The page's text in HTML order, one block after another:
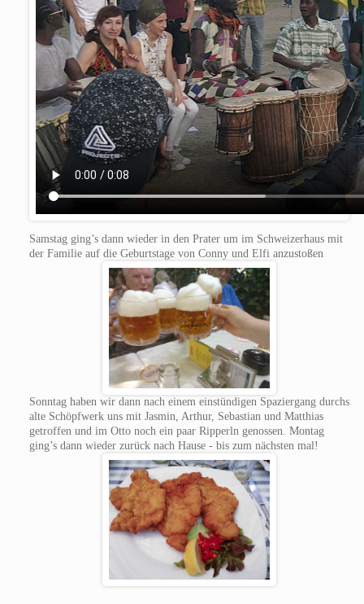
Samstag ging’s dann wieder in den Prater um im Schweizerhaus mit
der Familie auf die Geburtstage von Conny und Elfi anzustoßen
Sonntag haben wir dann nach einem einstündigen Spaziergang durchs
alte Schöpfwerk uns mit Jasmin, Arthur, Sebastian und Matthias
getroffen und im Otto noch ein paar Ripperln genossen. Montag
ging’s dann wieder zurück nach Hause - bis zum nächsten mal!